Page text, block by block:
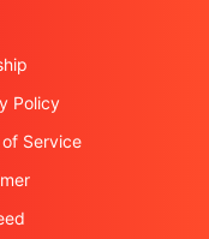
Policy
Service